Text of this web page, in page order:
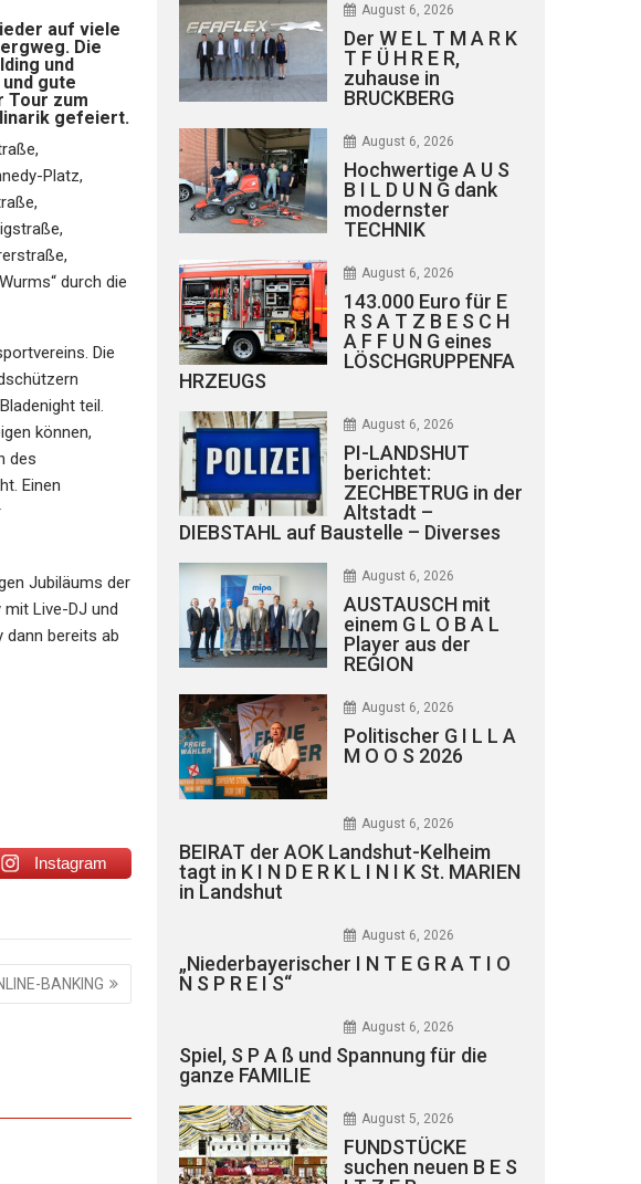
auf viele
Die
und
gute
Tour zum
gefeiert.
Platz,
durch die
Die
teil.
können,
des
Einen
Jubiläums der
Live-DJ und
bereits ab
Instagram
BANKING
August 6, 2026
Der W E L T M A R K
T F Ü H R E R,
zuhause in
BRUCKBERG
August 6, 2026
Hochwertige A U S
B I L D U N G dank
modernster
TECHNIK
August 6, 2026
143.000 Euro für E
R S A T Z B E S C H
A F F U N G eines
LÖSCHGRUPPENFA
HRZEUGS
August 6, 2026
PI-LANDSHUT
berichtet:
ZECHBETRUG in der
Altstadt –
DIEBSTAHL auf Baustelle – Diverses
August 6, 2026
AUSTAUSCH mit
einem G L O B A L
Player aus der
REGION
August 6, 2026
Politischer G I L L A
M O O S 2026
August 6, 2026
BEIRAT der AOK Landshut-Kelheim
tagt in K I N D E R K L I N I K St. MARIEN
in Landshut
August 6, 2026
„Niederbayerischer I N T E G R A T I O
N S P R E I S“
August 6, 2026
Spiel, S P A ß und Spannung für die
ganze FAMILIE
August 5, 2026
FUNDSTÜCKE
suchen neuen B E S